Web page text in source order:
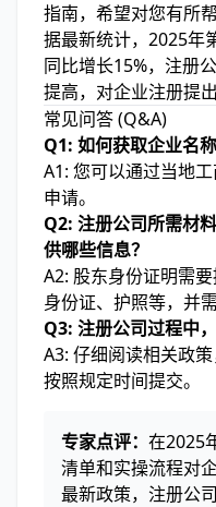
指南，希望对您有所帮
据最新统计，2025年
同比增长15%，注册
提高，对企业注册提
常见问答 (Q&A)
Q1: 如何获取企业名
A1: 您可以通过当地
申请。
Q2: 注册公司所需材
供哪些信息？
A2: 股东身份证明需
身份证、护照等，并
Q3: 注册公司过程中
A3: 仔细阅读相关政
按照规定时间提交。
专家点评： 在2025
清单和实操流程对
最新政策，注册公